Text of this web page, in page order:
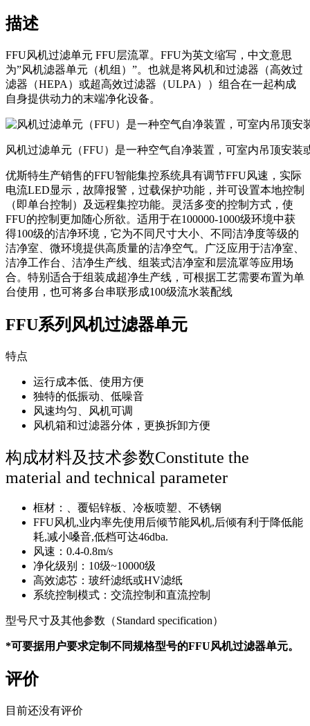
描述
FFU风机过滤单元 FFU层流罩。FFU为英文缩写，中文意思
为”风机滤器单元（机组）”。也就是将风机和过滤器（高效过
滤器（HEPA）或超高效过滤器（ULPA））组合在一起构成
自身提供动力的末端净化设备。
风机过滤单元（FFU）是一种空气自净装置，可室内吊顶安
优斯特生产销售的FFU智能集控系统具有调节FFU风速，实际
电流LED显示，故障报警，过载保护功能，并可设置本地控制
（即单台控制）及远程集控功能。灵活多变的控制方式，使
FFU的控制更加随心所欲。适用于在100000-1000级环境中获
得100级的洁净环境，它为不同尺寸大小、不同洁净度等级的
洁净室、微环境提供高质量的洁净空气。广泛应用于洁净室、
洁净工作台、洁净生产线、组装式洁净室和层流罩等应用场
合。特别适合于组装成超净生产线，可根据工艺需要布置为单
台使用，也可将多台串联形成100级流水装配线
FFU系列风机过滤器单元
特点
运行成本低、使用方便
独特的低振动、低噪音
风速均匀、风机可调
风机箱和过滤器分体，更换拆卸方便
构成材料及技术参数Constitute the
material and technical parameter
框材：、覆铝锌板、冷板喷塑、不锈钢
FFU风机,业内率先使用后倾节能风机,后倾有利于降低能
耗,减小嗓音,低档可达46dba.
风速：0.4-0.8m/s
净化级别：10级~10000级
高效滤芯：玻纤滤纸或HV滤纸
系统控制模式：交流控制和直流控制
型号尺寸及其他参数（Standard specification）
*可要据用户要求定制不同规格型号的FFU风机过滤器单元。
评价
目前还没有评价